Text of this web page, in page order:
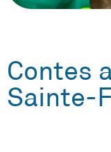
Contes
Sainte-